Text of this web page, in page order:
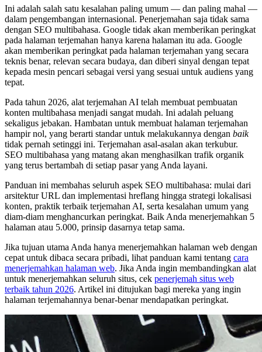
Ini adalah salah satu kesalahan paling umum — dan paling mahal —
dalam pengembangan internasional. Penerjemahan saja tidak sama
dengan SEO multibahasa. Google tidak akan memberikan peringkat
pada halaman terjemahan hanya karena halaman itu ada. Google
akan memberikan peringkat pada halaman terjemahan yang secara
teknis benar, relevan secara budaya, dan diberi sinyal dengan tepat
kepada mesin pencari sebagai versi yang sesuai untuk audiens yang
tepat.
Pada tahun 2026, alat terjemahan AI telah membuat pembuatan
konten multibahasa menjadi sangat mudah. Ini adalah peluang
sekaligus jebakan. Hambatan untuk membuat halaman terjemahan
hampir nol, yang berarti standar untuk melakukannya dengan baik
tidak pernah setinggi ini. Terjemahan asal-asalan akan terkubur.
SEO multibahasa yang matang akan menghasilkan trafik organik
yang terus bertambah di setiap pasar yang Anda layani.
Panduan ini membahas seluruh aspek SEO multibahasa: mulai dari
arsitektur URL dan implementasi hreflang hingga strategi lokalisasi
konten, praktik terbaik terjemahan AI, serta kesalahan umum yang
diam-diam menghancurkan peringkat. Baik Anda menerjemahkan 5
halaman atau 5.000, prinsip dasarnya tetap sama.
Jika tujuan utama Anda hanya menerjemahkan halaman web dengan
cepat untuk dibaca secara pribadi, lihat panduan kami tentang cara
menerjemahkan halaman web. Jika Anda ingin membandingkan alat
untuk menerjemahkan seluruh situs, cek penerjemah situs web
terbaik tahun 2026. Artikel ini ditujukan bagi mereka yang ingin
halaman terjemahannya benar-benar mendapatkan peringkat.